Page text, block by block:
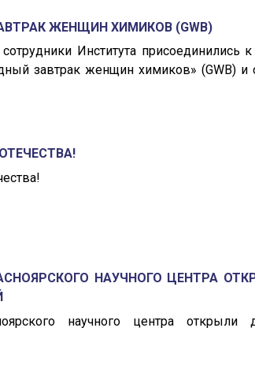
ЖЕНЩИН ХИМИКОВ (GWB)
Института присоединились
завтрак женщин химиков» (GWB) и
НАУЧНОГО ЦЕНТРА
научного центра открыли